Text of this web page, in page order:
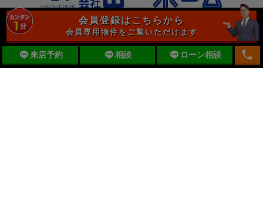
〒197-0012 東京都福生市加美平2-14-1
mail お問合せ
会員登録はこちらから
会員専用物件をご覧いただけます
来店予約 相談 ローン相談 local_phone